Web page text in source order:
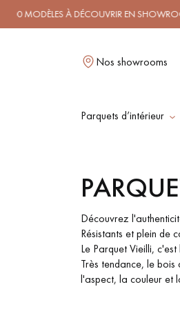
EN SHOWROOM |
Nos showrooms
Parquets d’intérieur
PARQUET HUILÉ
Découvrez
Résistants et plein de
Le Parquet Vieilli,
Très tendance, le
l'aspect, la couleur et